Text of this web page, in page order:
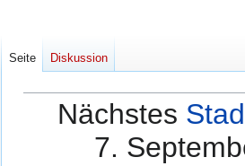
Nächstes
7.
Seite Diskussion